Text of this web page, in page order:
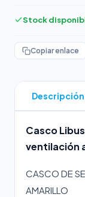
Stock
Copiar enlace
Descripción
Casco
ventilación
CASCO DE
AMARILLO